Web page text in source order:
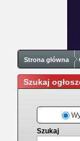
Strona główna
Szukaj
Szukaj